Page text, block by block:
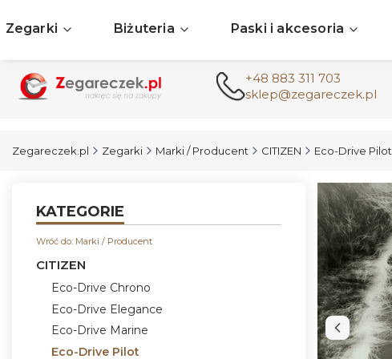
+48 883 311 703
sklep@zegareczek.pl
Zegarki Biżuteria Paski i akcesoria
Zegareczek.pl Zegarki Marki / Producent CITIZEN Eco-Drive Pilot
KATEGORIE
Wróć do: Marki / Producent
CITIZEN
Eco-Drive Chrono
Eco-Drive Elegance
Eco-Drive Marine
Eco-Drive Pilot